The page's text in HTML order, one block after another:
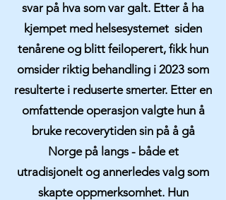
svar på hva som var galt. Etter å ha
kjempet med helsesystemet siden
tenårene og blitt feiloperert, fikk hun
omsider riktig behandling i 2023 som
resulterte i reduserte smerter. Etter en
omfattende operasjon valgte hun å
bruke recoverytiden sin på å gå
Norge på langs - både et
utradisjonelt og annerledes valg som
skapte oppmerksomhet. Hun